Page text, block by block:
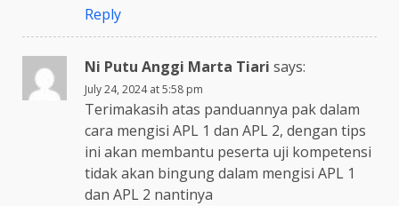
Reply
Ni Putu Anggi Marta Tiari says:
July 24, 2024 at 5:58 pm
Terimakasih atas panduannya pak dalam
cara mengisi APL 1 dan APL 2, dengan tips
ini akan membantu peserta uji kompetensi
tidak akan bingung dalam mengisi APL 1
dan APL 2 nantinya